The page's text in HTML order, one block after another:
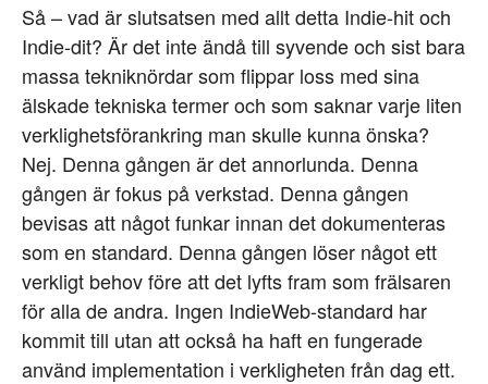
Så – vad är slutsatsen med allt detta Indie-hit och
Indie-dit? Är det inte ändå till syvende och sist bara
massa tekniknördar som flippar loss med sina
älskade tekniska termer och som saknar varje liten
verklighetsförankring man skulle kunna önska?
Nej. Denna gången är det annorlunda. Denna
gången är fokus på verkstad. Denna gången
bevisas att något funkar innan det dokumenteras
som en standard. Denna gången löser något ett
verkligt behov före att det lyfts fram som frälsaren
för alla de andra. Ingen IndieWeb-standard har
kommit till utan att också ha haft en fungerade
använd implementation i verkligheten från dag ett.